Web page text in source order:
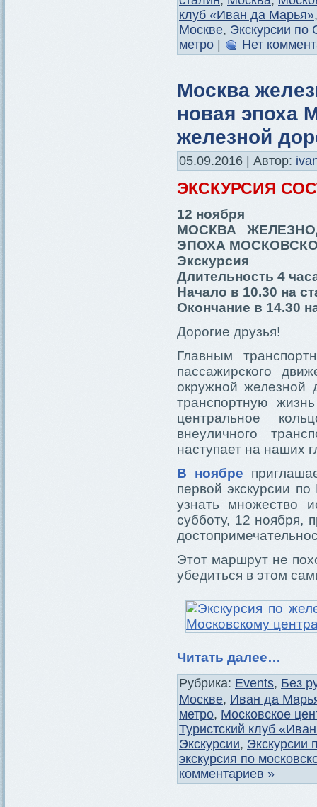
клуб «Иван да Марья»
Москве, Экскурсии по
метро | Нет
Москва
новая эпоха
железной
05.09.2016 | Автор:
ЭКСКУРСИЯ
12 ноября
МОСКВА
ЭПОХА
Экскурсия
Длительность 4
Начало в 10.30 на
Окончание в 14.30
Дорогие друзья!
Главным
пассажирского
окружной железной
транспортную
центральное
внеуличного
наступает на наших
В ноябре
первой экскурсии
узнать множество
субботу, 12 ноября,
Этот маршрут не
убедиться в этом
Читать далее…
Рубрика: Events, Без
Москве, Иван да
метро, Московское
Туристский клуб
Экскурсии, Экскурсии
экскурсия по
комментариев »